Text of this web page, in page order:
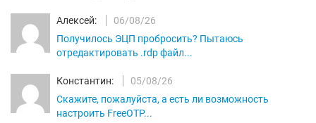
Алексей:
06/08/26
Получилось ЭЦП пробросить? Пытаюсь
отредактировать .rdp файл...
Константин:
05/08/26
Скажите, пожалуйста, а есть ли возможность
настроить FreeOTP...